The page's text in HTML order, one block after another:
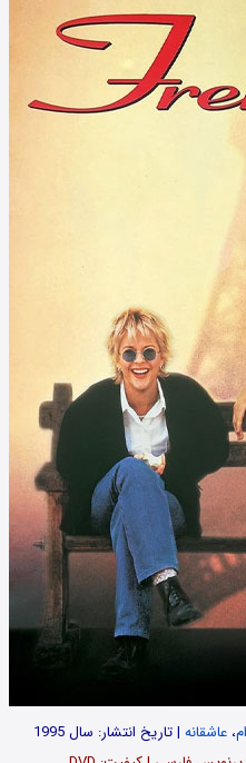
،عاشقانه | تاریخ انتشار: سال 1995